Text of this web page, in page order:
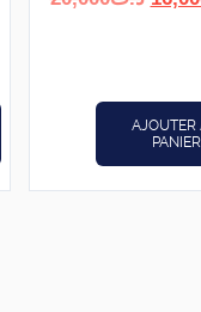
AJOUTER
PANIER